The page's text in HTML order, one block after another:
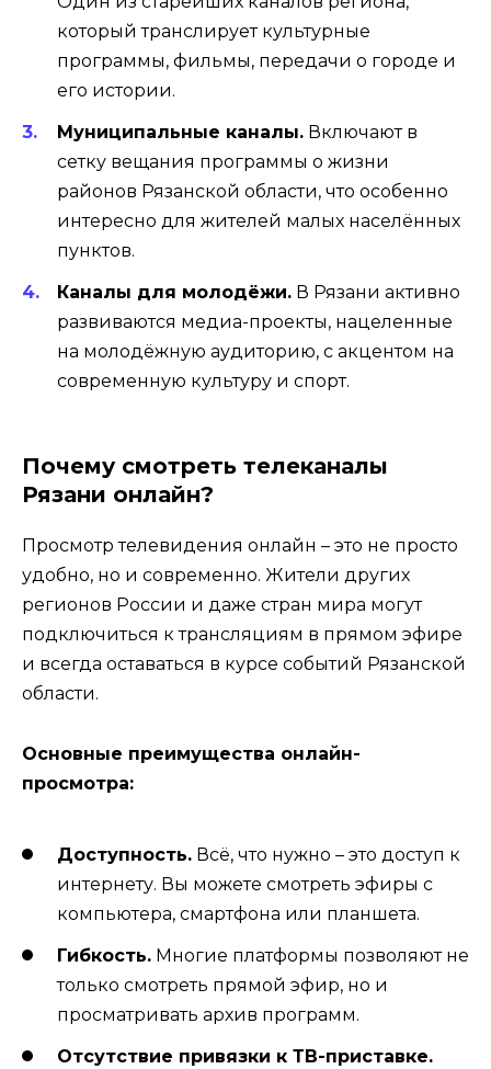
который транслирует культурные
программы, фильмы, передачи о городе и
его истории.
Муниципальные каналы. Включают в
сетку вещания программы о жизни
районов Рязанской области, что особенно
интересно для жителей малых населённых
пунктов.
Каналы для молодёжи. В Рязани активно
развиваются медиа-проекты, нацеленные
на молодёжную аудиторию, с акцентом на
современную культуру и спорт.
Почему смотреть телеканалы
Рязани онлайн?
Просмотр телевидения онлайн – это не просто
удобно, но и современно. Жители других
регионов России и даже стран мира могут
подключиться к трансляциям в прямом эфире
и всегда оставаться в курсе событий Рязанской
области.
Основные преимущества онлайн-
просмотра:
Доступность. Всё, что нужно – это доступ к
интернету. Вы можете смотреть эфиры с
компьютера, смартфона или планшета.
Гибкость. Многие платформы позволяют не
только смотреть прямой эфир, но и
просматривать архив программ.
Отсутствие привязки к ТВ-приставке.